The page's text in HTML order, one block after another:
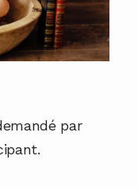
par